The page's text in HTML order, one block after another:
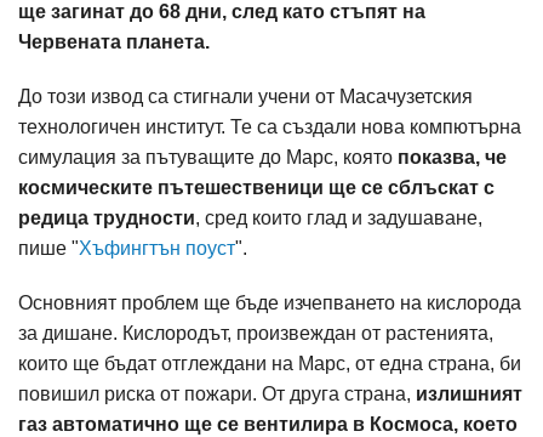
ще загинат до 68 дни, след като стъпят на
Червената планета.
До този извод са стигнали учени от Масачузетския
технологичен институт. Те са създали нова компютърна
симулация за пътуващите до Марс, която показва, че
космическите пътешественици ще се сблъскат с
редица трудности, сред които глад и задушаване,
пише "Хъфингтън поуст".
Основният проблем ще бъде изчепването на кислорода
за дишане. Кислородът, произвеждан от растенията,
които ще бъдат отглеждани на Марс, от една страна, би
повишил риска от пожари. От друга страна, излишният
газ автоматично ще се вентилира в Космоса, което